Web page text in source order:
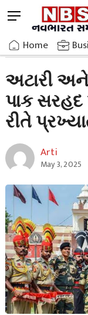
to
content
M
n
u
u
t
o
Home
Home»Breaking
અટારી અને
પાક
રીતે
Arti
May 3, 2025